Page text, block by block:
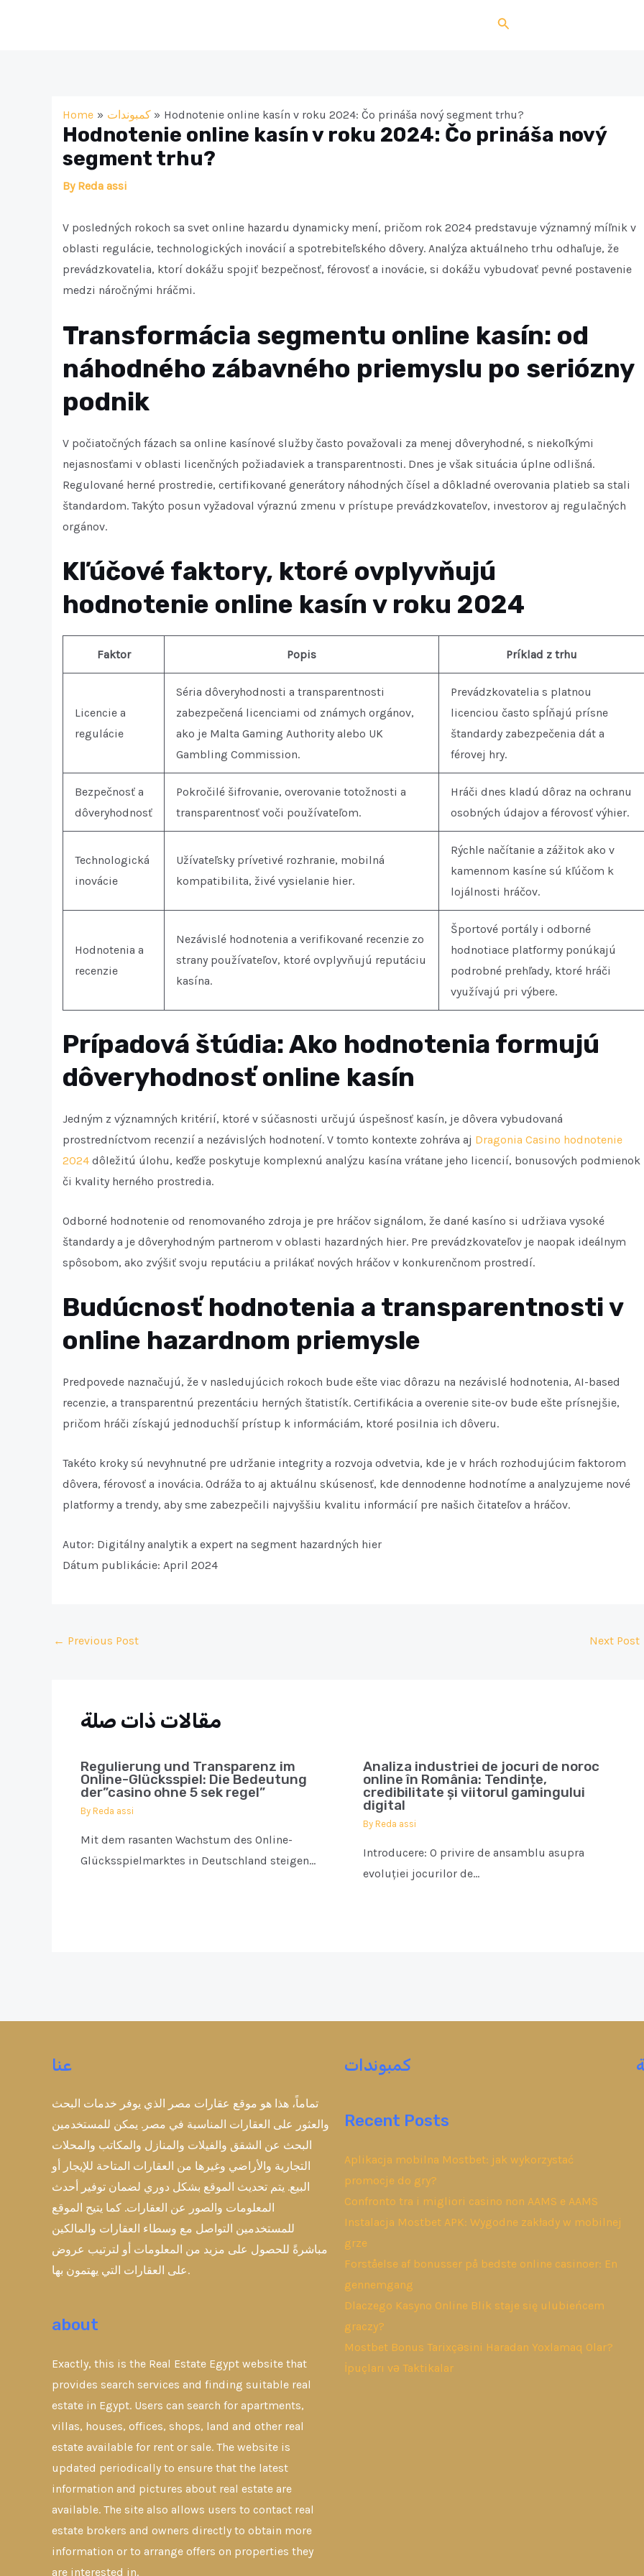
Search
Home كمبوندات Hodnotenie online kasín v roku 2024: Čo prináša nový segment trhu?
Hodnotenie online kasín v roku 2024: Čo prináša nový
segment trhu?
By Reda assi
V posledných rokoch sa svet online hazardu dynamicky mení, pričom rok 2024 predstavuje významný míľnik v
oblasti regulácie, technologických inovácií a spotrebiteľského dôvery. Analýza aktuálneho trhu odhaľuje, že
prevádzkovatelia, ktorí dokážu spojiť bezpečnosť, férovosť a inovácie, si dokážu vybudovať pevné postavenie
medzi náročnými hráčmi.
Transformácia segmentu online kasín: od
náhodného zábavného priemyslu po seriózny
podnik
V počiatočných fázach sa online kasínové služby často považovali za menej dôveryhodné, s niekoľkými
nejasnosťami v oblasti licenčných požiadaviek a transparentnosti. Dnes je však situácia úplne odlišná.
Regulované herné prostredie, certifikované generátory náhodných čísel a dôkladné overovania platieb sa stali
štandardom. Takýto posun vyžadoval výraznú zmenu v prístupe prevádzkovateľov, investorov aj regulačných
orgánov.
Kľúčové faktory, ktoré ovplyvňujú
hodnotenie online kasín v roku 2024
Faktor Popis Príklad z trhu
Licencie a
regulácie
Séria dôveryhodnosti a transparentnosti
zabezpečená licenciami od známych orgánov,
ako je Malta Gaming Authority alebo UK
Gambling Commission.
Prevádzkovatelia s platnou
licenciou často spĺňajú prísne
štandardy zabezpečenia dát a
férovej hry.
Bezpečnosť a
dôveryhodnosť
Pokročilé šifrovanie, overovanie totožnosti a
transparentnosť voči používateľom.
Hráči dnes kladú dôraz na ochranu
osobných údajov a férovosť výhier.
Technologická
inovácie
Užívateľsky prívetivé rozhranie, mobilná
kompatibilita, živé vysielanie hier.
Rýchle načítanie a zážitok ako v
kamennom kasíne sú kľúčom k
lojálnosti hráčov.
Hodnotenia a
recenzie
Nezávislé hodnotenia a verifikované recenzie zo
strany používateľov, ktoré ovplyvňujú reputáciu
kasína.
Športové portály i odborné
hodnotiace platformy ponúkajú
podrobné prehľady, ktoré hráči
využívajú pri výbere.
Prípadová štúdia: Ako hodnotenia formujú
dôveryhodnosť online kasín
Jedným z významných kritérií, ktoré v súčasnosti určujú úspešnosť kasín, je dôvera vybudovaná
prostredníctvom recenzií a nezávislých hodnotení. V tomto kontexte zohráva aj Dragonia Casino hodnotenie
2024 dôležitú úlohu, keďže poskytuje komplexnú analýzu kasína vrátane jeho licencií, bonusových podmienok
či kvality herného prostredia.
Odborné hodnotenie od renomovaného zdroja je pre hráčov signálom, že dané kasíno si udržiava vysoké
štandardy a je dôveryhodným partnerom v oblasti hazardných hier. Pre prevádzkovateľov je naopak ideálnym
spôsobom, ako zvýšiť svoju reputáciu a prilákať nových hráčov v konkurenčnom prostredí.
Budúcnosť hodnotenia a transparentnosti v
online hazardnom priemysle
Predpovede naznačujú, že v nasledujúcich rokoch bude ešte viac dôrazu na nezávislé hodnotenia, AI-based
recenzie, a transparentnú prezentáciu herných štatistík. Certifikácia a overenie site-ov bude ešte prísnejšie,
pričom hráči získajú jednoduchší prístup k informáciám, ktoré posilnia ich dôveru.
Takéto kroky sú nevyhnutné pre udržanie integrity a rozvoja odvetvia, kde je v hrách rozhodujúcim faktorom
dôvera, férovosť a inovácia. Odráža to aj aktuálnu skúsenosť, kde dennodenne hodnotíme a analyzujeme nové
platformy a trendy, aby sme zabezpečili najvyššiu kvalitu informácií pre našich čitateľov a hráčov.
Autor: Digitálny analytik a expert na segment hazardných hier
Dátum publikácie: April 2024
Post
← Previous Post Next Post
مقالات ذات صلة
Regulierung und Transparenz im
Online-Glücksspiel: Die Bedeutung
der”casino ohne 5 sek regel”
By Reda assi
Mit dem rasanten Wachstum des Online-
Glücksspielmarktes in Deutschland steigen…
Analiza industriei de jocuri de noroc
online în România: Tendințe,
credibilitate și viitorul gamingului
digital
By Reda assi
Introducere: O privire de ansamblu asupra
evoluției jocurilor de…
عنا
تماماً، هذا هو موقع عقارات مصر الذي يوفر خدمات البحث
والعثور على العقارات المناسبة في مصر. يمكن للمستخدمين
البحث عن الشقق والفيلات والمنازل والمكاتب والمحلات
التجارية والأراضي وغيرها من العقارات المتاحة للإيجار أو
البيع. يتم تحديث الموقع بشكل دوري لضمان توفير أحدث
المعلومات والصور عن العقارات. كما يتيح الموقع
للمستخدمين التواصل مع وسطاء العقارات والمالكين
مباشرةً للحصول على مزيد من المعلومات أو لترتيب عروض
على العقارات التي يهتمون بها.
about
Exactly, this is the Real Estate Egypt website that
provides search services and finding suitable real
estate in Egypt. Users can search for apartments,
villas, houses, offices, shops, land and other real
estate available for rent or sale. The website is
updated periodically to ensure that the latest
information and pictures about real estate are
available. The site also allows users to contact real
estate brokers and owners directly to obtain more
information or to arrange offers on properties they
are interested in.
كمبوندات
Recent Posts
Aplikacja mobilna Mostbet: jak wykorzystać
promocje do gry?
Confronto tra i migliori casino non AAMS e AAMS
Instalacja Mostbet APK: Wygodne zakłady w mobilnej
grze
Forståelse af bonusser på bedste online casinoer: En
gennemgang
Dlaczego Kasyno Online Blik staje się ulubieńcem
graczy?
Mostbet Bonus Tarixçəsini Haradan Yoxlamaq Olar?
İpuçları və Taktikalar